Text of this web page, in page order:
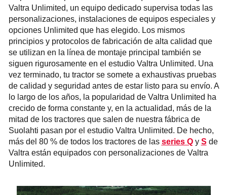
Valtra Unlimited, un equipo dedicado supervisa todas las
personalizaciones, instalaciones de equipos especiales y
opciones Unlimited que has elegido. Los mismos
principios y protocolos de fabricación de alta calidad que
se utilizan en la línea de montaje principal también se
siguen rigurosamente en el estudio Valtra Unlimited. Una
vez terminado, tu tractor se somete a exhaustivas pruebas
de calidad y seguridad antes de estar listo para su envío. A
lo largo de los años, la popularidad de Valtra Unlimited ha
crecido de forma constante y, en la actualidad, más de la
mitad de los tractores que salen de nuestra fábrica de
Suolahti pasan por el estudio Valtra Unlimited. De hecho,
más del 80 % de todos los tractores de las series Qy S de
Valtra están equipados con personalizaciones de Valtra
Unlimited.